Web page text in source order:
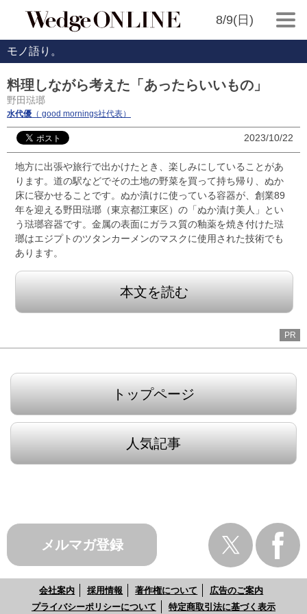
8/9(日)
モノ語り。
料理しながら考えた「あったらいいもの」
野田琺瑯
水代優 （ good mornings社代表）
2023/10/22
地方に出張や旅行で出かけたとき、楽しみにしていることがあ
ります。道の駅などでその土地の野菜を買って持ち帰り、ぬか
床に寝かせることです。ぬか漬けに使っている容器が、創業89
年を迎える野田琺瑯（東京都江東区）の「ぬか漬け美人」とい
う琺瑯容器です。金属の表面にガラス質の釉薬を焼き付けた琺
瑯はエジプトのツタンカーメンのマスクに使用された技術でも
あります。
本文を読む
PR
トップページ
人気記事
メルマガ登録
会社案内 採用情報 著作権について
広告のご案内
プライバシーポリシーについて
特定商取引法に基づく表示